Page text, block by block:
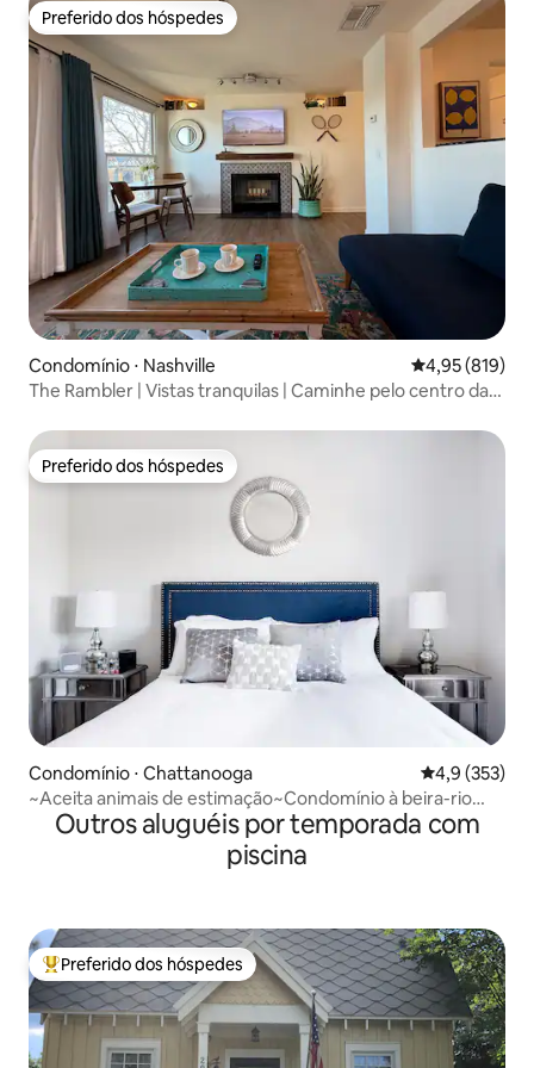
Preferido dos hóspedes
Preferido dos hóspedes
Condomínio ⋅ Nashville 4,95 de uma
4,95 (819)
The Rambler | Vistas tranquilas | Caminhe pelo centro da
Preferido dos hóspedes
Preferido dos hóspedes
Condomínio ⋅ Chattanooga 4,9 de uma
4,9 (353)
~Aceita animais de estimação~Condomínio à beira-rio
com varanda
Outros aluguéis por temporada com
piscina
Entre os melhores preferidos dos hóspedes
Preferido dos hóspedes